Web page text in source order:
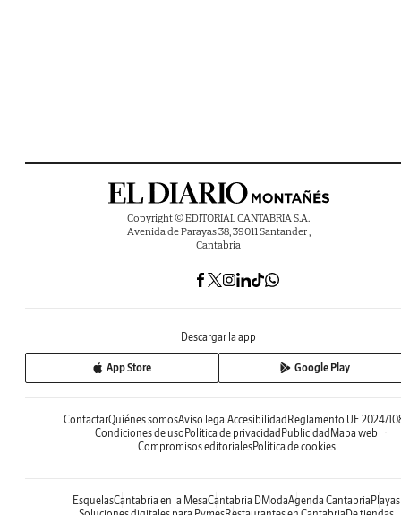
Copyright © EDITORIAL CANTABRIA S.A.
Avenida de Parayas 38, 39011 Santander ,
Cantabria
Descargar la app
App Store Google Play
ContactarQuiénes somosAviso legalAccesibilidadReglamento UE 2024/
Condiciones de usoPolítica de privacidadPublicidadMapa web
Compromisos editorialesPolítica de cookies
EsquelasCantabria en la MesaCantabria DModaAgenda CantabriaPlayas